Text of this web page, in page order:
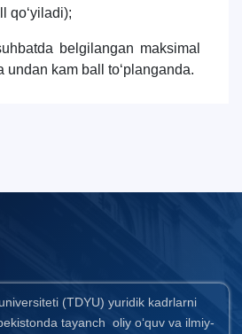
qо‘yiladi);
belgilangan maksimal
undan kam ball tо‘planganda.
(TDYU) yuridik kadrlarni
tayanch oliy o‘quv va ilmiy-